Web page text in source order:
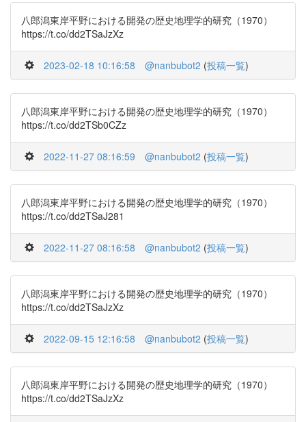
八郎潟東岸平野における開発の歴史地理学的研究（1970）
https://t.co/dd2TSaJzXz
2023-02-18 10:16:58 @nanbubot2 (投稿一覧)
八郎潟東岸平野における開発の歴史地理学的研究（1970）
https://t.co/dd2TSb0CZz
2022-11-27 08:16:59 @nanbubot2 (投稿一覧)
八郎潟東岸平野における開発の歴史地理学的研究（1970）
https://t.co/dd2TSaJ281
2022-11-27 08:16:58 @nanbubot2 (投稿一覧)
八郎潟東岸平野における開発の歴史地理学的研究（1970）
https://t.co/dd2TSaJzXz
2022-09-15 12:16:58 @nanbubot2 (投稿一覧)
八郎潟東岸平野における開発の歴史地理学的研究（1970）
https://t.co/dd2TSaJzXz